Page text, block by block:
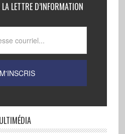
LETTRE D’INFORMATION